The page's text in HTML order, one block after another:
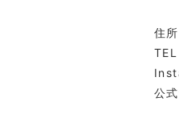
住
公